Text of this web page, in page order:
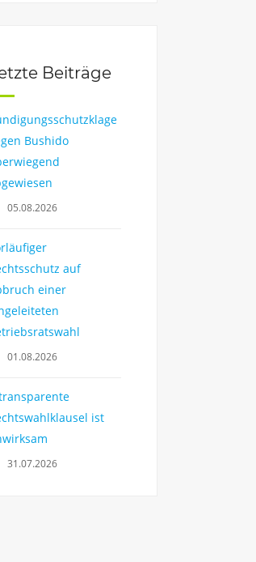
Beiträge
Bushido
05.08.2026
auf
einer
01.08.2026
ist
31.07.2026